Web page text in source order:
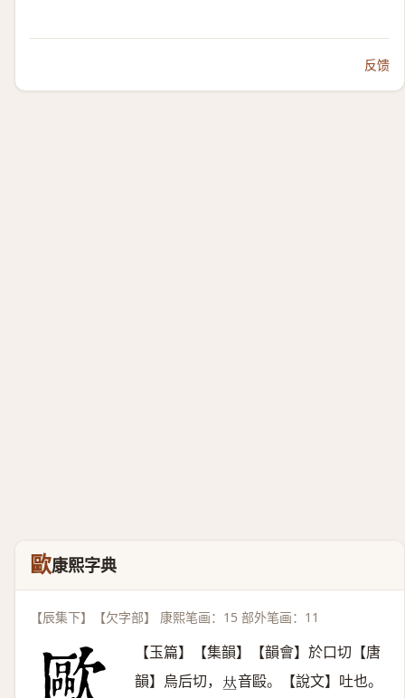
反馈
歐康熙字典
【辰集下】【欠字部】 康熙笔画：15 部外笔画：11
【玉篇】【集韻】【韻會】於口切【唐
韻】烏后切， 𠀤音毆。【說文】吐也。